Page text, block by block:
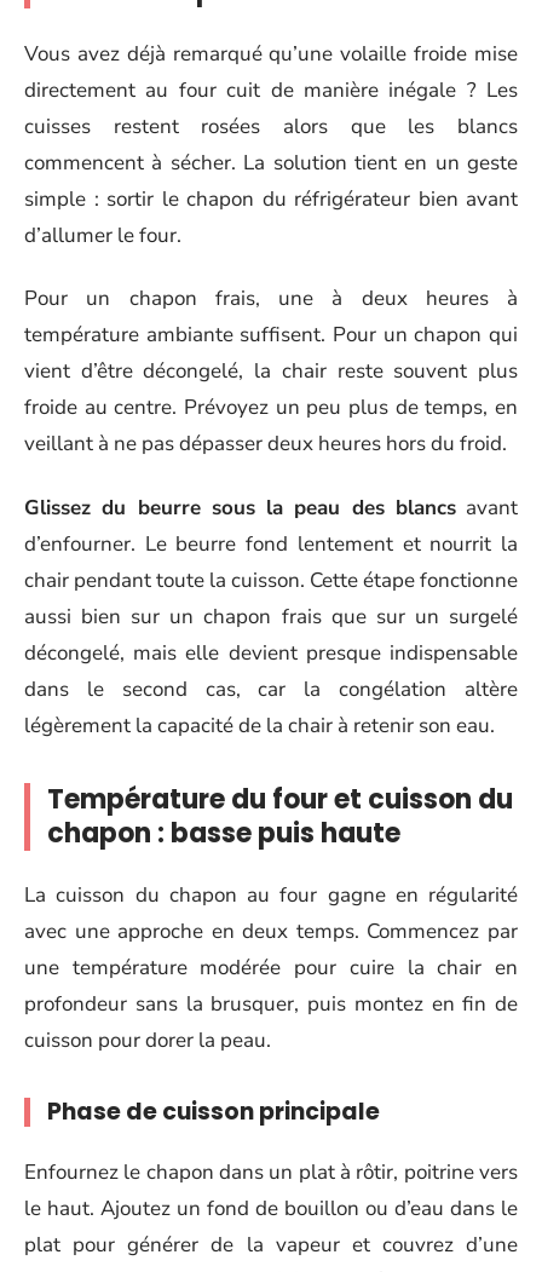
Vous avez déjà remarqué qu’une volaille froide mise
directement au four cuit de manière inégale ? Les
cuisses restent rosées alors que les blancs
commencent à sécher. La solution tient en un geste
simple : sortir le chapon du réfrigérateur bien avant
d’allumer le four.
Pour un chapon frais, une à deux heures à
température ambiante suffisent. Pour un chapon qui
vient d’être décongelé, la chair reste souvent plus
froide au centre. Prévoyez un peu plus de temps, en
veillant à ne pas dépasser deux heures hors du froid.
Glissez du beurre sous la peau des blancsavant
d’enfourner. Le beurre fond lentement et nourrit la
chair pendant toute la cuisson. Cette étape fonctionne
aussi bien sur un chapon frais que sur un surgelé
décongelé, mais elle devient presque indispensable
dans le second cas, car la congélation altère
légèrement la capacité de la chair à retenir son eau.
Température du four et cuisson du
chapon : basse puis haute
La cuisson du chapon au four gagne en régularité
avec une approche en deux temps. Commencez par
une température modérée pour cuire la chair en
profondeur sans la brusquer, puis montez en fin de
cuisson pour dorer la peau.
Phase de cuisson principale
Enfournez le chapon dans un plat à rôtir, poitrine vers
le haut. Ajoutez un fond de bouillon ou d’eau dans le
plat pour générer de la vapeur et couvrez d’une